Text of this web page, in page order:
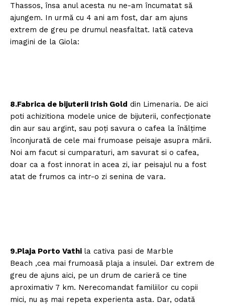
Thassos, însa anul acesta nu ne-am încumatat să
ajungem. In urmă cu 4 ani am fost, dar am ajuns
extrem de greu pe drumul neasfaltat. Iată cateva
imagini de la Giola:
8.Fabrica de bijuterii Irish Gold din Limenaria. De aici
poti achizitiona modele unice de bijuterii, confecţionate
din aur sau argint, sau poţi savura o cafea la înălţime
înconjurată de cele mai frumoase peisaje asupra mării.
Noi am facut si cumparaturi, am savurat si o cafea,
doar ca a fost innorat in acea zi, iar peisajul nu a fost
atat de frumos ca intr-o zi senina de vara.
9.Plaja Porto Vathi la cativa pasi de Marble
Beach ,cea mai frumoasă plaja a insulei. Dar extrem de
greu de ajuns aici, pe un drum de carieră ce tine
aproximativ 7 km. Nerecomandat familiilor cu copii
mici, nu aş mai repeta experienta asta. Dar, odată